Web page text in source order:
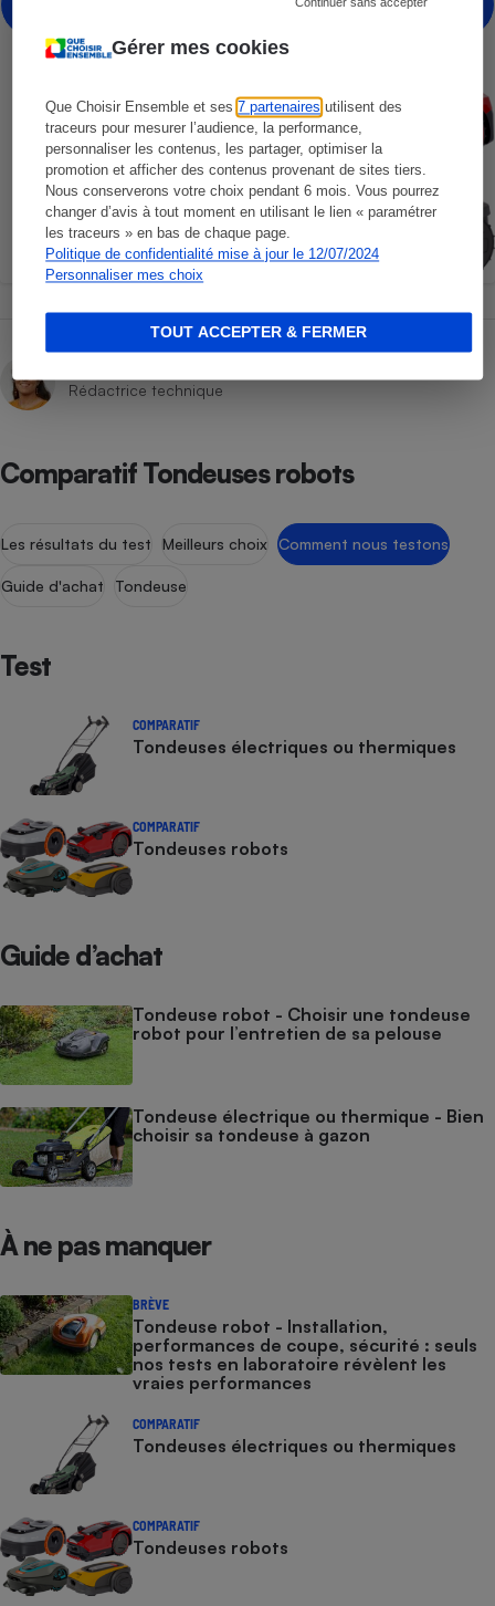
Gérer mes cookies
Que Choisir Ensemble et ses7 partenaires utilisent des
traceurs pour mesurer l’audience, la performance,
personnaliser les contenus, les partager, optimiser la
promotion et afficher des contenus provenant de sites tiers.
Nous conserverons votre choix pendant 6 mois. Vous pourrez
changer d’avis à tout moment en utilisant le lien « paramétrer
les traceurs » en bas de chaque page.
Politique de confidentialité mise à jour le 12/07/2024
Personnaliser mes choix
Continuer sans accepter
TOUT ACCEPTER & FERMER
Rédactrice technique
Comparatif Tondeuses robots
Les résultats du test Meilleurs choix Comment nous testons
Guide d'achat Tondeuse
Test
COMPARATIF
Tondeuses électriques ou thermiques
COMPARATIF
Tondeuses robots
Guide d’achat
Tondeuse robot - Choisir une tondeuse
robot pour l’entretien de sa pelouse
Tondeuse électrique ou thermique - Bien
choisir sa tondeuse à gazon
À ne pas manquer
BRÈVE
Tondeuse robot - Installation,
performances de coupe, sécurité : seuls
nos tests en laboratoire révèlent les
vraies performances
COMPARATIF
Tondeuses électriques ou thermiques
COMPARATIF
Tondeuses robots